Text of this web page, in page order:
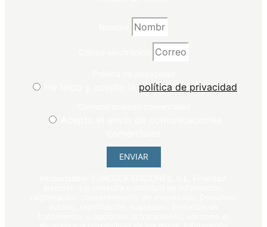
política de privacidad
ENVIAR